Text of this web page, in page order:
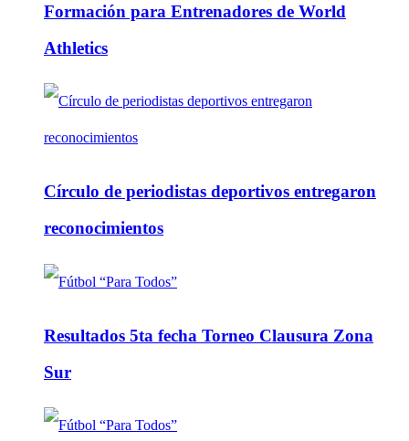
Formación para Entrenadores de World
Athletics
Círculo de periodistas deportivos entregaron
reconocimientos
Resultados 5ta fecha Torneo Clausura Zona
Sur